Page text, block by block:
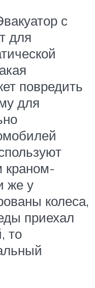
с
для
повредить
для
краном-
же у
колеса,
приехал
то